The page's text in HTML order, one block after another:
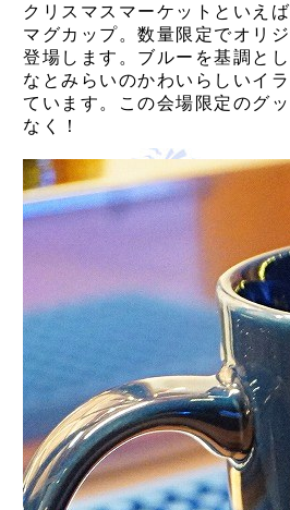
クリスマスマーケットといえ
マグカップ。数量限定でオリ
登場します。ブルーを基調と
なとみらいのかわいらしいイ
ています。この会場限定のグ
なく！